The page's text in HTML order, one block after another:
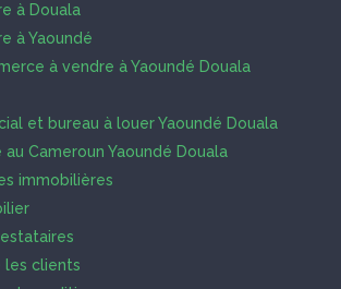
à Douala
à Yaoundé
à vendre à Yaoundé Douala
et bureau à louer Yaoundé Douala
Cameroun Yaoundé Douala
immobilières
les clients